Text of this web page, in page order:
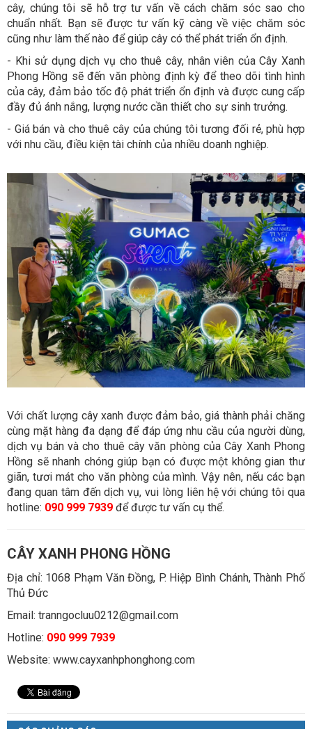
cây, chúng tôi sẽ hỗ trợ tư vấn về cách chăm sóc sao cho
chuẩn nhất. Bạn sẽ được tư vấn kỹ càng về việc chăm sóc
cũng như làm thế nào để giúp cây có thể phát triển ổn định.
- Khi sử dụng dịch vụ cho thuê cây, nhân viên của Cây Xanh
Phong Hồng sẽ đến văn phòng định kỳ để theo dõi tình hình
của cây, đảm bảo tốc độ phát triển ổn định và được cung cấp
đầy đủ ánh nắng, lượng nước cần thiết cho sự sinh trưởng.
- Giá bán và cho thuê cây của chúng tôi tương đối rẻ, phù hợp
với nhu cầu, điều kiện tài chính của nhiều doanh nghiệp.
Với chất lượng cây xanh được đảm bảo, giá thành phải chăng
cùng mặt hàng đa dạng để đáp ứng nhu cầu của người dùng,
dịch vụ bán và cho thuê cây văn phòng của Cây Xanh Phong
Hồng sẽ nhanh chóng giúp bạn có được một không gian thư
giãn, tươi mát cho văn phòng của mình. Vậy nên, nếu các bạn
đang quan tâm đến dịch vụ, vui lòng liên hệ với chúng tôi qua
hotline: 090 999 7939 để được tư vấn cụ thể.
CÂY XANH PHONG HỒNG
Địa chỉ: 1068 Phạm Văn Đồng, P. Hiệp Bình Chánh, Thành Phố
Thủ Đức
Email: tranngocluu0212@gmail.com
Hotline: 090 999 7939
Website: www.cayxanhphonghong.com